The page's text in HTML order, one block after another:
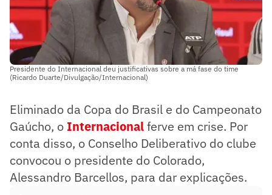
Presidente do Internacional deu justificativas sobre a má fase do time
(Ricardo Duarte/Divulgação/Internacional)
Eliminado da Copa do Brasil e do Campeonato
Gaúcho, o Internacionalferve em crise. Por
conta disso, o Conselho Deliberativo do clube
convocou o presidente do Colorado,
Alessandro Barcellos, para dar explicações.